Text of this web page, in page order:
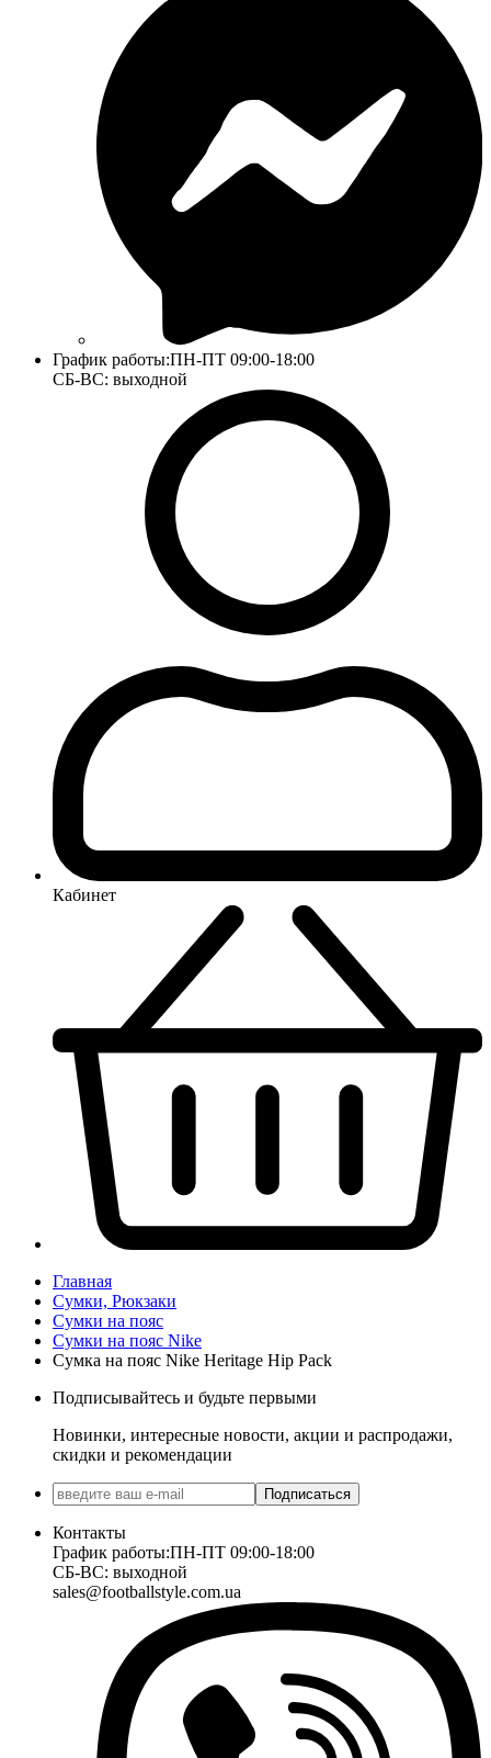
График работы:ПН-ПТ 09:00-18:00
СБ-ВС: выходной
Кабинет
Главная
Сумки, Рюкзаки
Сумки на пояс
Сумки на пояс Nike
Сумка на пояс Nike Heritage Hip Pack
Подписывайтесь и будьте первыми
Новинки, интересные новости, акции и распродажи,
скидки и рекомендации
Подписаться
Контакты
График работы:ПН-ПТ 09:00-18:00
СБ-ВС: выходной
sales@footballstyle.com.ua